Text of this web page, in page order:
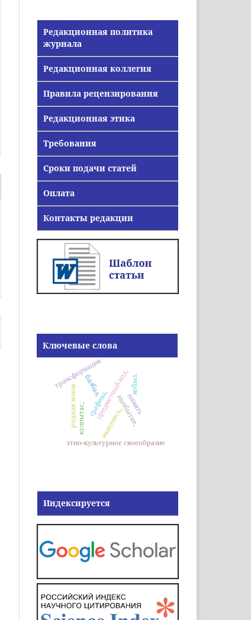
Редакционная политика
журнала
Редакционная коллегия
Правила рецензирования
Редакционная этика
Требования
Сроки подачи статей
Оплата
Контакты редакции
Ключевые слова
живопись,
графика,
кобыз,
балбал,
кулпытас, предметный код,
инобытие,
память
трансформация
этно-культурное своеобразие
родная земля
Индексируется